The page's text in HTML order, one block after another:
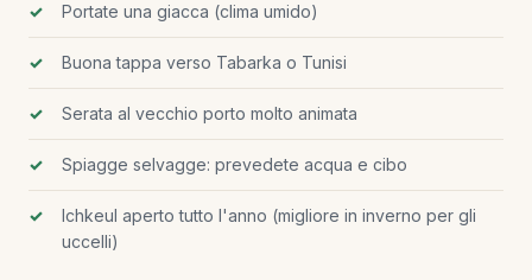
Portate una giacca (clima umido)
Buona tappa verso Tabarka o Tunisi
Serata al vecchio porto molto animata
Spiagge selvagge: prevedete acqua e cibo
Ichkeul aperto tutto l'anno (migliore in inverno per gli
uccelli)